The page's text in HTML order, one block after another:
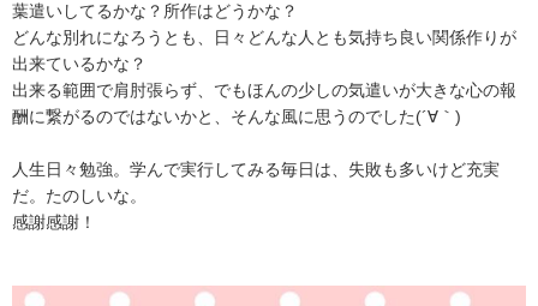
葉遣いしてるかな？所作はどうかな？
どんな別れになろうとも、日々どんな人とも気持ち良い関係作りが
出来ているかな？
出来る範囲で肩肘張らず、でもほんの少しの気遣いが大きな心の報
酬に繋がるのではないかと、そんな風に思うのでした(´∀｀)
人生日々勉強。学んで実行してみる毎日は、失敗も多いけど充実
だ。たのしいな。
感謝感謝！